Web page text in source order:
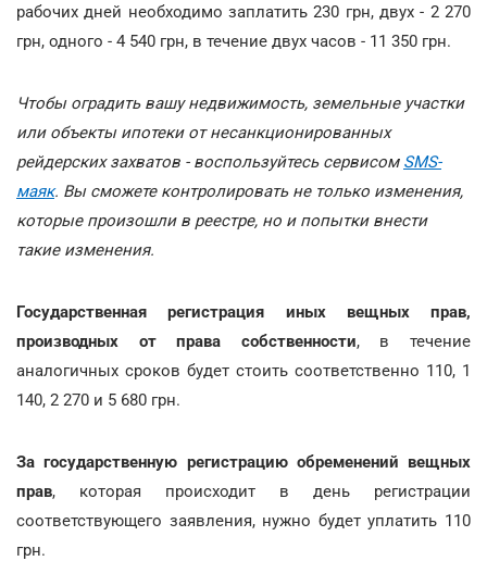
рабочих дней необходимо заплатить 230 грн, двух - 2 270
грн, одного - 4 540 грн, в течение двух часов - 11 350 грн.
Чтобы оградить вашу недвижимость, земельные участки
или объекты ипотеки от несанкционированных
рейдерских захватов - воспользуйтесь сервисом SMS-
маяк. Вы сможете контролировать не только изменения,
которые произошли в реестре, но и попытки внести
такие изменения.
Государственная регистрация иных вещных прав,
производных от права собственности, в течение
аналогичных сроков будет стоить соответственно 110, 1
140, 2 270 и 5 680 грн.
За государственную регистрацию обременений вещных
прав, которая происходит в день регистрации
соответствующего заявления, нужно будет уплатить 110
грн.